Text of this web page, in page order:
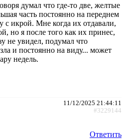
думал что где-то две, желтые
часть постоянно на переднем
с икрой. Мне когда их отдавали,
но я после того как их принес,
не увидел, подумал что
и постоянно на виду... может
недель.
11/12/2025 21:44:11
#3229144
Ответить